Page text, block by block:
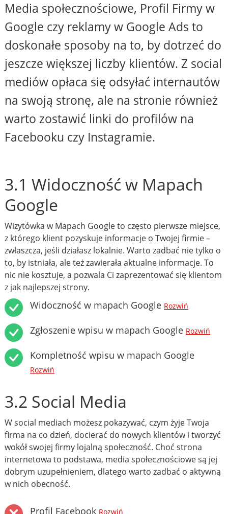
Media społecznościowe, Profil Firmy w
Google czy reklamy w Google Ads to
doskonałe sposoby na to, by dotrzeć do
jeszcze większej liczby klientów. Z social
mediów opłaca się odsyłać internautów
na swoją stronę, ale na stronie również
warto zostawić linki do profilów na
Facebooku czy Instagramie.
3.1 Widoczność w Mapach
Google
Wizytówka w Mapach Google to często pierwsze miejsce,
z którego klient pozyskuje informacje o Twojej firmie –
zwłaszcza, jeśli działasz lokalnie. Warto zadbać nie tylko o
to, by istniała, ale też zawierała aktualne informacje. To
nic nie kosztuje, a pozwala Ci zaprezentować się klientom
z jak najlepszej strony.
Widoczność w mapach Google Rozwiń
Zgłoszenie wpisu w mapach Google Rozwiń
Kompletność wpisu w mapach Google
Rozwiń
3.2 Social Media
W social mediach możesz pokazywać, czym żyje Twoja
firma na co dzień, docierać do nowych klientów i tworzyć
wokół swojej firmy lojalną społeczność. Choć strona
internetowa to podstawa, media społecznościowe są jej
dobrym uzupełnieniem, dlatego warto zadbać o aktywną
w nich obecność.
Profil Facebook